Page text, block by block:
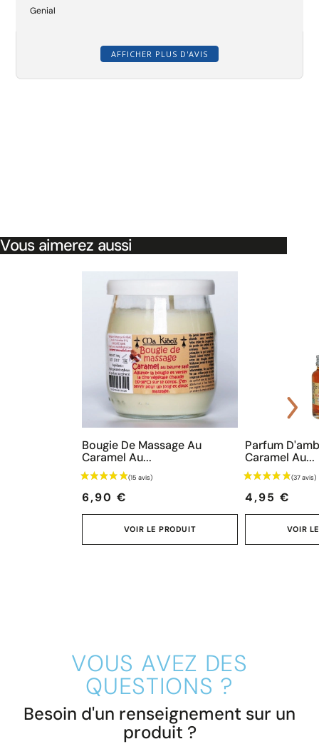
Genial
AFFICHER PLUS D'AVIS
Vous aimerez aussi
Bougie De Massage Au
Caramel Au...
Prix
6,90 €
VOIR LE PRODUIT
Parfum
Caramel Au...
Prix
4,95 €
VOIR
VOUS AVEZ DES
QUESTIONS ?
Besoin d'un renseignement sur un
produit ?